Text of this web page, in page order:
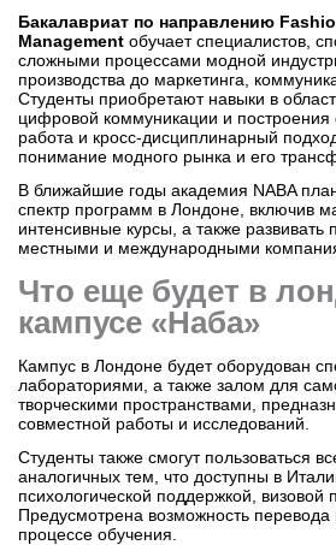
Бакалавриат по направлению
Management обучает специалистов,
сложными процессами модной
производства до маркетинга,
Студенты приобретают навыки в
цифровой коммуникации и построения
работа и кросс-дисциплинарный
понимание модного рынка и его
В ближайшие годы академия NABA
спектр программ в Лондоне, включив
интенсивные курсы, а также развивать
местными и международными
Что еще будет в
кампусе «Наба»
Кампус в Лондоне будет оборудован
лабораториями, а также залом для
творческими пространствами,
совместной работы и исследований.
Студенты также смогут пользоваться
аналогичных тем, что доступны в
психологической поддержкой,
Предусмотрена возможность
процессе обучения.